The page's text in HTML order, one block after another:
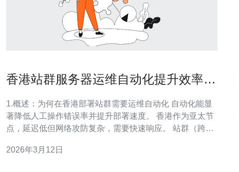
香港站群服务器运维自动化提升效率的
1.概述：为何在香港部署站群需要运维自动化 自动化能显
著降低人工操作错误率并提升部署速度。 香港作为亚太节
点，延迟低但网络攻防复杂，需要快速响应。 站群（跨域
自动化有助于统一配置、版本控制与合规审计。 结合CDN
2026年3月12日